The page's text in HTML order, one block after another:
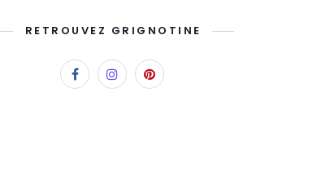
RETROUVEZ GRIGNOTINE